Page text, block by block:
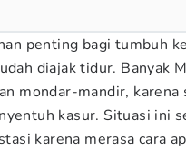
penting bagi tumbuh
diajak tidur. Banyak
mondar-mandir, karena
kasur. Situasi ini
karena merasa cara